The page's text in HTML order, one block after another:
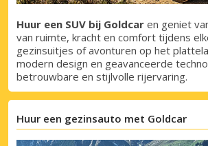
Topbesparingen
Krijg toegang tot exclusieve
partneraanbiedingen
Huur een SUV bij Goldcar en geniet
van ruimte, kracht en comfort tijdens
gezinsuitjes of avonturen op het
modern design en geavanceerde
betrouwbare en stijlvolle rijervaring.
Huur een gezinsauto met Goldcar